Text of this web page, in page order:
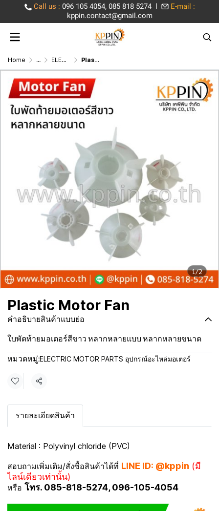
Call us : 096 105 4054, 085 818 5274 l
E-mail :
kppin.contact@gmail.com
Home ... ELECTRIC MOTOR PARTS อุปกรณ์อะไหล่มอเตอร์ Plastic Motor Fan
1/2
Plastic Motor Fan
คำอธิบายสินค้าแบบย่อ
ใบพัดท้ายมอเตอร์สีขาว หลากหลายแบบ หลากหลายขนาด
หมวดหมู่:ELECTRIC MOTOR PARTS อุปกรณ์อะไหล่มอเตอร์
แชร์
รายละเอียดสินค้า
Material : Polyvinyl chloride (PVC)
สอบถามเพิ่มเติม/สั่งซื้อสินค้าได้ที่ LINE ID: @kppin (มี
ไลน์เดียวเท่านั้น)
หรือ โทร. 085-818-5274, 096-105-4054